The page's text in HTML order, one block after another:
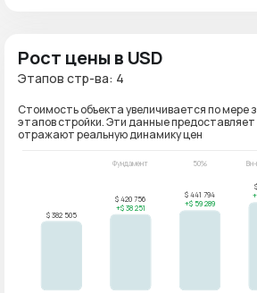
Рост цены в USD
Этапов стр-ва: 4
Стоимость объекта увеличивается по мере
этапов стройки. Эти данные
отражают реальную динамику цен